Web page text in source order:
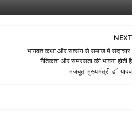
NEXT
भागवत कथा और सत्संग से समाज में सदाचार,
नैतिकता और समरसता की भावना होती है
मजबूत: मुख्यमंत्री डॉ. यादव